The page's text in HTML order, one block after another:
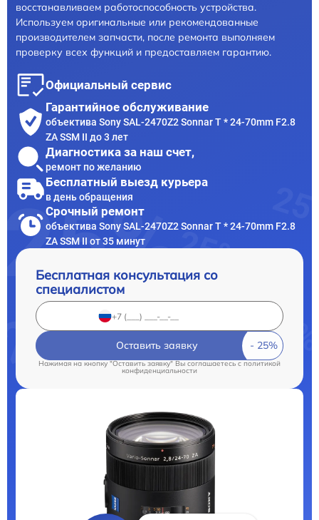
восстанавливаем работоспособность устройства.
Используем оригинальные или рекомендованные
производителем запчасти, после ремонта выполняем
проверку всех функций и предоставляем гарантию.
Официальный сервис
Гарантийное обслуживание
объектива Sony SAL-2470Z2 Sonnar T * 24-70mm F2.8
ZA SSM II до 3 лет
Диагностика за наш счет,
ремонт по желанию
Бесплатный выезд курьера
в день обращения
Срочный ремонт
объектива Sony SAL-2470Z2 Sonnar T * 24-70mm F2.8
ZA SSM II от 35 минут
Бесплатная консультация со
специалистом
Оставить заявку
Нажимая на кнопку "Оставить заявку" Вы соглашаетесь cполитикой
конфиденциальности